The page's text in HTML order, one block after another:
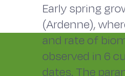
Early spring
(Ardenne),
and rate of
observed in 6
dates. The